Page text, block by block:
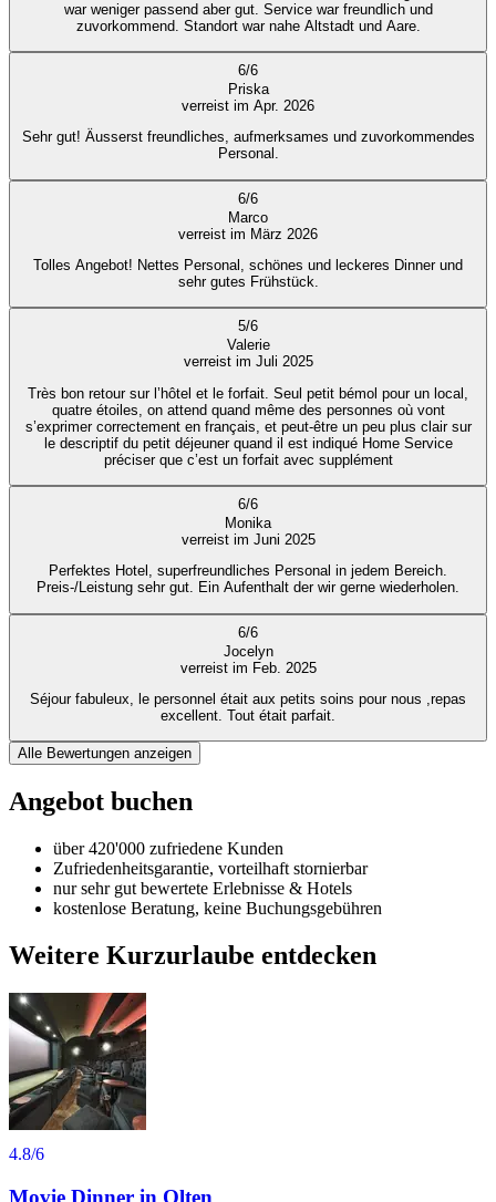
war weniger passend aber gut. Service war freundlich und
zuvorkommend. Standort war nahe Altstadt und Aare.
6/6
Priska
verreist im Apr. 2026
Sehr gut! Äusserst freundliches, aufmerksames und zuvorkommendes
Personal.
6/6
Marco
verreist im März 2026
Tolles Angebot! Nettes Personal, schönes und leckeres Dinner und
sehr gutes Frühstück.
5/6
Valerie
verreist im Juli 2025
Très bon retour sur l’hôtel et le forfait. Seul petit bémol pour un local,
quatre étoiles, on attend quand même des personnes où vont
s’exprimer correctement en français, et peut-être un peu plus clair sur
le descriptif du petit déjeuner quand il est indiqué Home Service
préciser que c’est un forfait avec supplément
6/6
Monika
verreist im Juni 2025
Perfektes Hotel, superfreundliches Personal in jedem Bereich.
Preis-/Leistung sehr gut. Ein Aufenthalt der wir gerne wiederholen.
6/6
Jocelyn
verreist im Feb. 2025
Séjour fabuleux, le personnel était aux petits soins pour nous ,repas
excellent. Tout était parfait.
Alle Bewertungen anzeigen
Angebot buchen
über 420'000 zufriedene Kunden
Zufriedenheitsgarantie, vorteilhaft stornierbar
nur sehr gut bewertete Erlebnisse & Hotels
kostenlose Beratung, keine Buchungsgebühren
Weitere Kurzurlaube entdecken
4.8/6
Movie Dinner in Olten